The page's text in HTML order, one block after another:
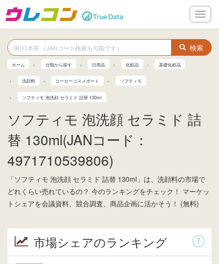
メ
ニ
ー
検索
ホーム 分類から探す 日用品 化粧品 基礎化粧品
洗顔料 コーセーコスメポート ソフティモ
ソフティモ 泡洗顔 セラミド 詰替 130ml
ソフティモ 泡洗顔 セラミド 詰
替 130ml(JANコード：
4971710539806)
「ソフティモ 泡洗顔 セラミド 詰替 130ml」は、洗顔料の市場で
どれくらい売れているの？ 今のランキングをチェック！ マーケッ
トシェアを会議資料、競合調査、商品企画に活かそう！ (無料)
市場シェアのランキング